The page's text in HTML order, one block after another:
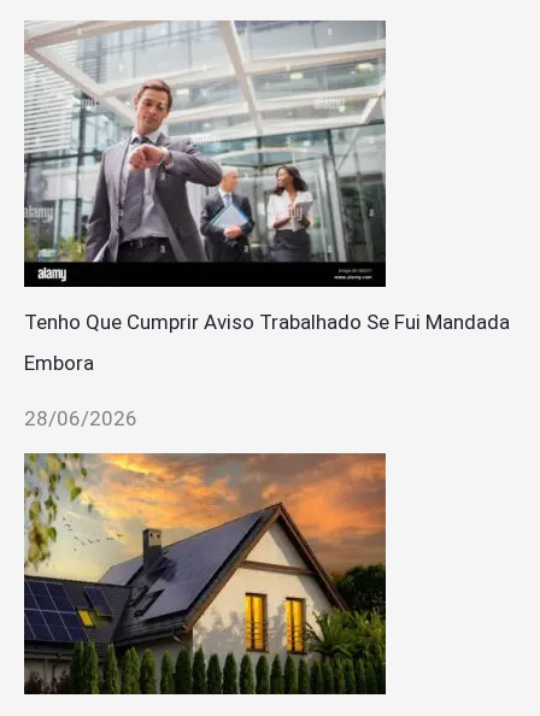
Tenho Que Cumprir Aviso Trabalhado Se Fui Mandada
Embora
28/06/2026